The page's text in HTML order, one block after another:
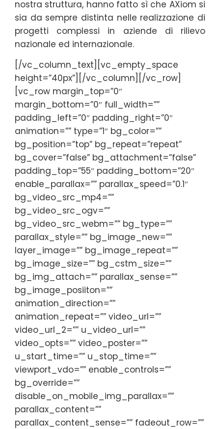
nostra struttura, hanno fatto sì che AXiom si
sia da sempre distinta nelle realizzazione di
progetti complessi in aziende di rilievo
nazionale ed internazionale.
[/vc_column_text][vc_empty_space
height=”40px”][/vc_column][/vc_row]
[vc_row margin_top=”0″
margin_bottom=”0″ full_width=””
padding_left=”0″ padding_right=”0″
animation=”” type=”1″ bg_color=””
bg_position=”top” bg_repeat=”repeat”
bg_cover=”false” bg_attachment=”false”
padding_top=”55″ padding_bottom=”20″
enable_parallax=”” parallax_speed=”0.1″
bg_video_src_mp4=””
bg_video_src_ogv=””
bg_video_src_webm=”” bg_type=””
parallax_style=”” bg_image_new=””
layer_image=”” bg_image_repeat=””
bg_image_size=”” bg_cstm_size=””
bg_img_attach=”” parallax_sense=””
bg_image_posiiton=””
animation_direction=””
animation_repeat=”” video_url=””
video_url_2=”” u_video_url=””
video_opts=”” video_poster=””
u_start_time=”” u_stop_time=””
viewport_vdo=”” enable_controls=””
bg_override=””
disable_on_mobile_img_parallax=””
parallax_content=””
parallax_content_sense=”” fadeout_row=””